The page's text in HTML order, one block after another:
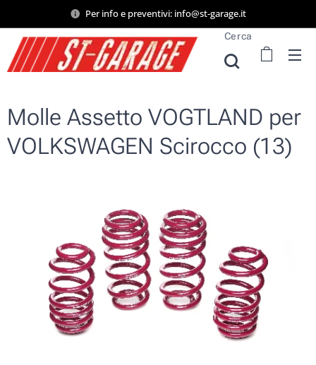
Per info e preventivi: info@st-garage.it
Cerca
Molle Assetto VOGTLAND per
VOLKSWAGEN Scirocco (13)